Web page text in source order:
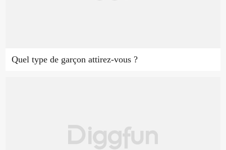
Quel type de garçon attirez-vous ?